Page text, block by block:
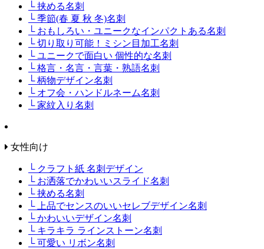
└ 挟める名刺
└ 季節(春 夏 秋 冬)名刺
└ おもしろい・ユニークなインパクトある名刺
└ 切り取り可能！ミシン目加工名刺
└ ユニークで面白い 個性的な名刺
└ 格言・名言・言葉・熟語名刺
└ 柄物デザイン名刺
└ オフ会・ハンドルネーム名刺
└ 家紋入り名刺
女性向け
└ クラフト紙 名刺デザイン
└ お洒落でかわいいスライド名刺
└ 挟める名刺
└ 上品でセンスのいいセレブデザイン名刺
└ かわいいデザイン名刺
└ キラキラ ラインストーン名刺
└ 可愛い リボン名刺